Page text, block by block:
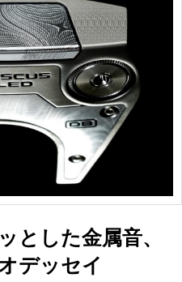
とした金属音、
デッセイ